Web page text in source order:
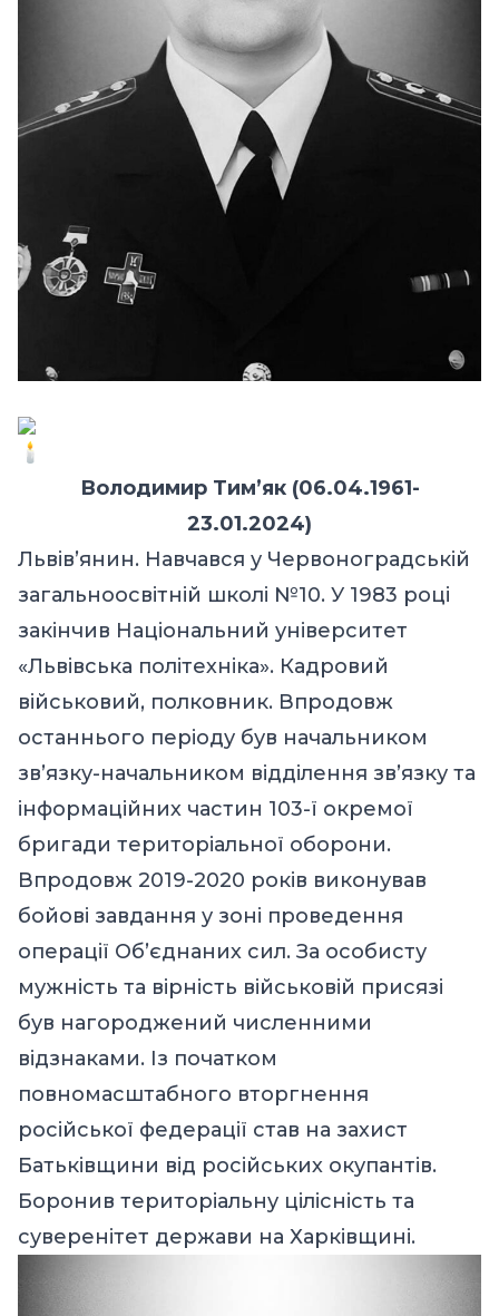
Володимир Тим’як (06.04.1961-
23.01.2024)
Львів’янин. Навчався у Червоноградській
загальноосвітній школі №10. У 1983 році
закінчив Національний університет
«Львівська політехніка». Кадровий
військовий, полковник. Впродовж
останнього періоду був начальником
зв’язку-начальником відділення зв’язку та
інформаційних частин 103-ї окремої
бригади територіальної оборони.
Впродовж 2019-2020 років виконував
бойові завдання у зоні проведення
операції Об’єднаних сил. За особисту
мужність та вірність військовій присязі
був нагороджений численними
відзнаками. Із початком
повномасштабного вторгнення
російської федерації став на захист
Батьківщини від російських окупантів.
Боронив територіальну цілісність та
суверенітет держави на Харківщині.